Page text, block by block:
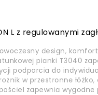
L z regulowanymi
design,
pianki T3040
podparcia do
w przestronne
zapewnia